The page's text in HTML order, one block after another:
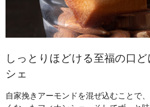
しっとりほどける至福の口
シェ
自家挽きアーモンドを混ぜ込むことで